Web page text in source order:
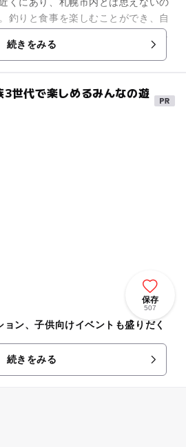
釣りと食事を楽しむことができ、自
その場で調理して食べることもでき
肉...
続きをみる
世代で楽しめるみんなの遊
保存
507
ン、子供向けイベントも盛りだく
続きをみる